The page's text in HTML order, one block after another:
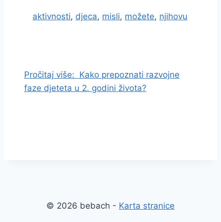
aktivnosti, djeca, misli, možete, njihovu
Pročitaj više: Kako prepoznati razvojne
faze djeteta u 2. godini života?
© 2026 bebach - Karta stranice